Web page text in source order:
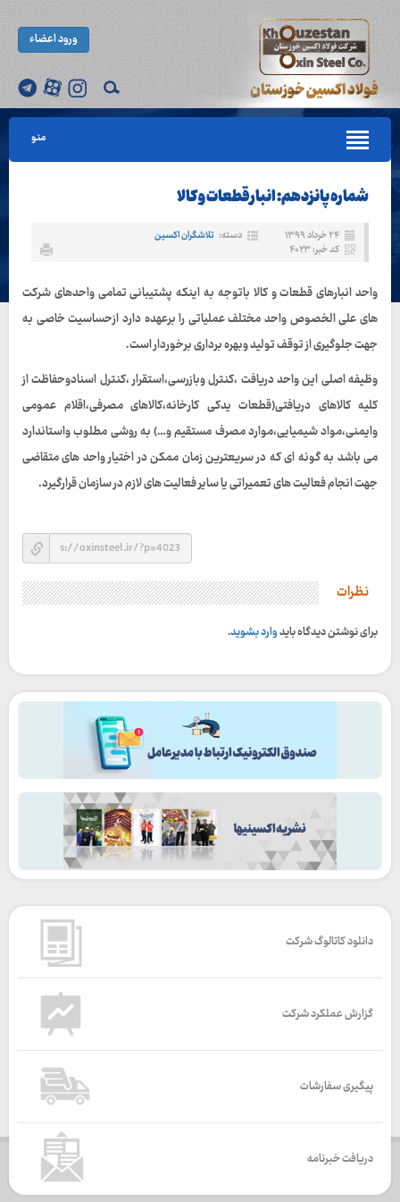
ورود اعضاء
منو
شماره پانزدهم: انبارقطعات و کالا
۲۴ خرداد ۱۳۹۹ دسته: تلاشگران اکسین
کد خبر: ۴۰۲۳
واحد انبارهای قطعات و کالا باتوجه به اینکه پشتیبانی تمامی واحدهای شرکت
های علی الخصوص واحد مختلف عملیاتی را برعهده دارد ازحساسیت خاصی به
جهت جلوگیری از توقف تولید وبهره برداری برخوردار است.
وظیفه اصلی این واحد دریافت ،کنترل وبازرسی،استقرار ،کنترل اسنادوحفاظت از
کلیه کالاهای دریافتی(قطعات یدکی کارخانه،کالاهای مصرفی،اقلام عمومی
وایمنی،مواد شیمیایی،موارد مصرف مستقیم و…) به روشی مطلوب واستاندارد
می باشد به گونه ای که در سریعترین زمان ممکن در اختیار واحد های متقاضی
جهت انجام فعالیت های تعمیراتی یا سایر فعالیت های لازم در سازمان قرارگیرد.
نظرات
برای نوشتن دیدگاه بایدوارد بشوید.
دانلود کاتالوگ شرکت
گزارش عملکرد شرکت
پیگیری سفارشات
دریافت خبرنامه